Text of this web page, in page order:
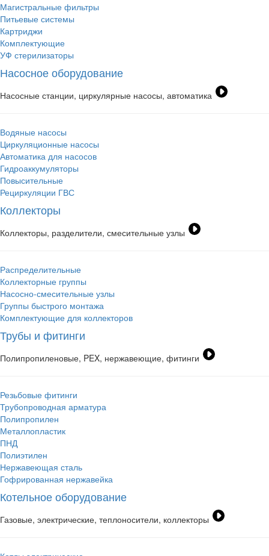
Магистральные фильтры
Питьевые системы
Картриджи
Комплектующие
УФ стерилизаторы
Насосное оборудование
Насосные станции, циркулярные насосы, автоматика
Водяные насосы
Циркуляционные насосы
Автоматика для насосов
Гидроаккумуляторы
Повысительные
Рециркуляции ГВС
Коллекторы
Коллекторы, разделители, смесительные узлы
Распределительные
Коллекторные группы
Насосно-смесительные узлы
Группы быстрого монтажа
Комплектующие для коллекторов
Трубы и фитинги
Полипропиленовые, PEX, нержавеющие, фитинги
Резьбовые фитинги
Трубопроводная арматура
Полипропилен
Металлопластик
ПНД
Полиэтилен
Нержавеющая сталь
Гофрированная нержавейка
Котельное оборудование
Газовые, электрические, теплоносители, коллекторы